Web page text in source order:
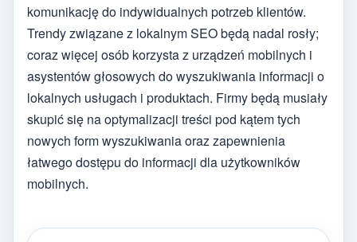
komunikację do indywidualnych potrzeb klientów.
Trendy związane z lokalnym SEO będą nadal rosły;
coraz więcej osób korzysta z urządzeń mobilnych i
asystentów głosowych do wyszukiwania informacji o
lokalnych usługach i produktach. Firmy będą musiały
skupić się na optymalizacji treści pod kątem tych
nowych form wyszukiwania oraz zapewnienia
łatwego dostępu do informacji dla użytkowników
mobilnych.